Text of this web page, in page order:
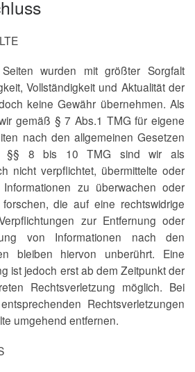
wurden mit größter Sorgfalt
Vollständigkeit und Aktualität der
keine Gewähr übernehmen. Als
gemäß § 7 Abs.1 TMG für eigene
nach den allgemeinen Gesetzen
§§ 8 bis 10 TMG sind wir als
nicht verpflichtet, übermittelte oder
zu überwachen oder
die auf eine rechtswidrige
zur Entfernung oder
von Informationen nach den
bleiben hiervon unberührt. Eine
ist jedoch erst ab dem Zeitpunkt der
Rechtsverletzung möglich. Bei
Rechtsverletzungen
umgehend entfernen.